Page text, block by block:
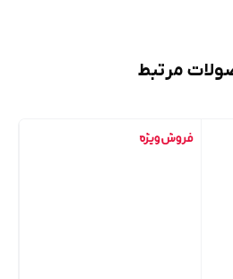
مرتبط